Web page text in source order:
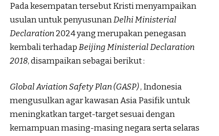
Pada kesempatan tersebut Kristi menyampaikan
usulan untuk penyusunanDelhi Ministerial
Declaration2024 yang merupakan penegasan
kembali terhadapBeijing Ministerial Declaration
2018, disampaikan sebagai berikut :
Global Aviation Safety Plan (GASP), Indonesia
mengusulkan agar kawasan Asia Pasifik untuk
meningkatkan target-target sesuai dengan
kemampuan masing-masing negara serta selaras